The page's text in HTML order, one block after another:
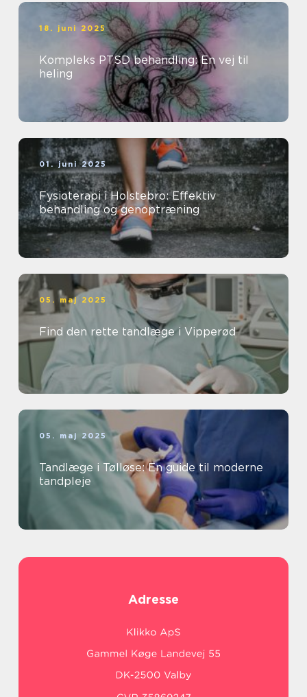
18. juni 2025
Kompleks PTSD behandling: En vej til
heling
01. juni 2025
Fysioterapi i Holstebro: Effektiv
behandling og genoptræning
05. maj 2025
Find den rette tandlæge i Vipperød
05. maj 2025
Tandlæge i Tølløse: En guide til moderne
tandpleje
Adresse